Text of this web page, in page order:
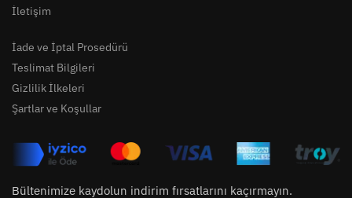
İletişim
İade ve İptal Prosedürü
Teslimat Bilgileri
Gizlilik İlkeleri
Şartlar ve Koşullar
Bültenimize kaydolun indirim fırsatlarını kaçırmayın.